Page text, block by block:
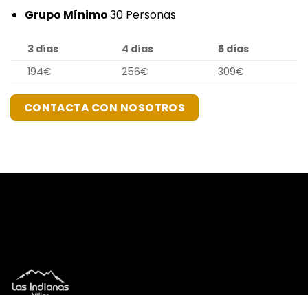
Grupo Mínimo30 Personas
3 días 4 días
5 días
194€
256€ 309€
CONTACTA CON NOSOTROS